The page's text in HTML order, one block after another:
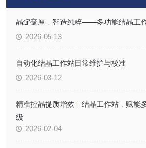
晶绽毫厘，智造纯粹——多功能结晶工
2026-05-13
自动化结晶工作站日常维护与校准
2026-03-12
精准控晶提质增效｜结晶工作站，赋能
级
2026-02-04